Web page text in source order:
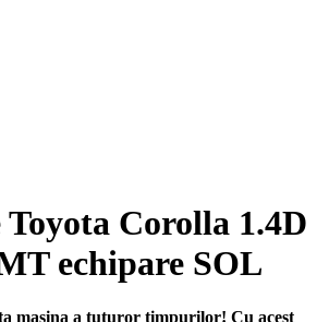
Corolla 1.4D
echipare SOL
masina a tuturor timpurilor! Cu acest